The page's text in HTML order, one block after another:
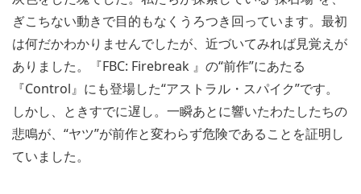
ぎこちない動きで目的もなくうろつき回っています。最初
は何だかわかりませんでしたが、近づいてみれば見覚えが
ありました。『FBC: Firebreak 』の“前作”にあたる
『Control』にも登場した“アストラル・スパイク”です。
しかし、ときすでに遅し。一瞬あとに響いたわたしたちの
悲鳴が、“ヤツ”が前作と変わらず危険であることを証明し
ていました。